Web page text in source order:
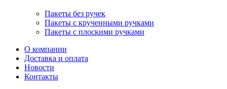
Пакеты без ручек
Пакеты с крученными ручками
Пакеты с плоскими ручками
О компании
Доставка и оплата
Новости
Контакты